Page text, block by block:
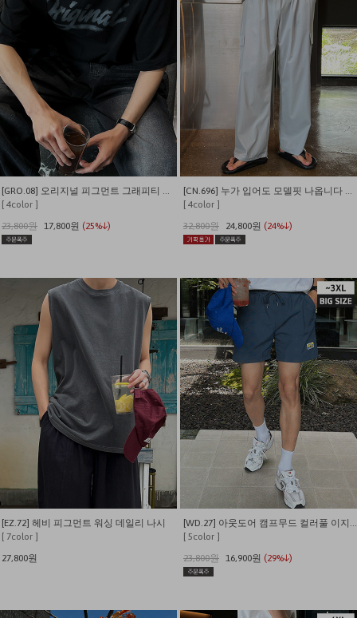
[ 4color ]
23,800원 17,800원 (25%↓)
[ 4color ]
32,800원
24,800원 (24%↓)
[EZ.72] 헤비 피그먼트 워싱 데일리 나시
[ 7color ]
27,800원
[ 5color ]
23,800원 16,900원 (29%↓)